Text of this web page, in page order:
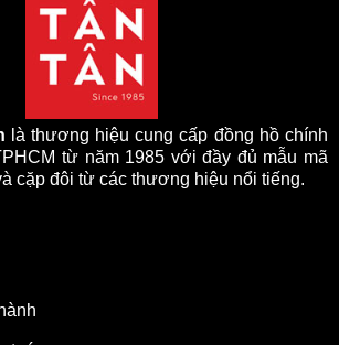
là thương hiệu cung cấp đồng hồ chính
từ năm 1985 với đầy đủ mẫu mã
cặp đôi từ các thương hiệu nổi tiếng.